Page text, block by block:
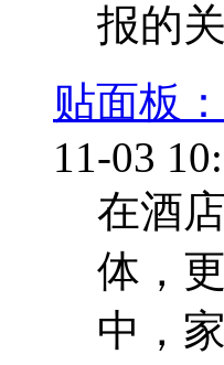
报的
贴面板
11-03
在酒
体，
中，